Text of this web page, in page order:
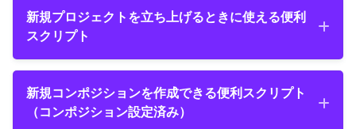
『Descreption』は設定画面の表示名やツールチ
『Script function or argument optional』はオ
プションでスクリプトへ関数や引数を追加できま
新規プロジェクトを立ち上げるときに使える便利
スクリプト
新規プロジェクトを立ち上げるときに使える
便利スクリプト
新規コンポジションを作成できる便利スクリプト
（コンポジション設定済み）